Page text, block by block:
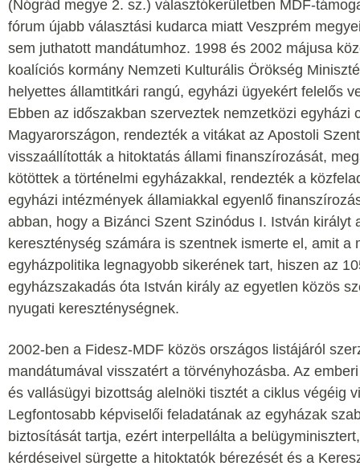
(Nógrád megye 2. sz.) választókerületben MDF-
fórum újabb választási kudarca miatt Veszprém
sem juthatott mandátumhoz. 1998 és 2002 májusa
koalíciós kormány Nemzeti Kulturális Örökség
helyettes államtitkári rangú, egyházi ügyekért felelős
Ebben az időszakban szerveztek nemzetközi egyházi
Magyarországon, rendezték a vitákat az Apostoli
visszaállították a hitoktatás állami finanszírozását,
kötöttek a történelmi egyházakkal, rendezték a
egyházi intézmények államiakkal egyenlő
abban, hogy a Bizánci Szent Szinódus I. István királyt
kereszténység számára is szentnek ismerte el, amit a
egyházpolitika legnagyobb sikerének tart, hiszen az
egyházszakadás óta István király az egyetlen közös
nyugati kereszténységnek.
2002-ben a Fidesz-MDF közös országos listájáról
mandátumával visszatért a törvényhozásba. Az
és vallásügyi bizottság alelnöki tisztét a ciklus végéig
Legfontosabb képviselői feladatának az egyházak
biztosítását tartja, ezért interpellálta a
kérdéseivel sürgette a hitoktatók bérezését és a